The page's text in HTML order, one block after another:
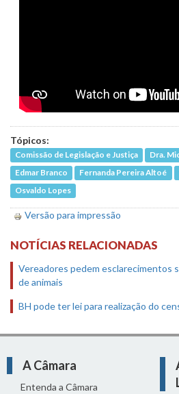
Tópicos:
Comissão de Legislação e Justiça
Dra.
Edmar Branco
Fernanda Pereira Altoé
Osvaldo Lopes
Versão para impressão
NOTÍCIAS RELACIONADAS
Vereadores pedem esclarecimentos
de animais
BH pode ter lei para realização do
A Câmara
Entenda a Câmara